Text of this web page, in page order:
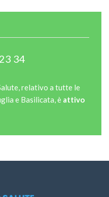
34
relativo a tutte le
e Basilicata, è attivo